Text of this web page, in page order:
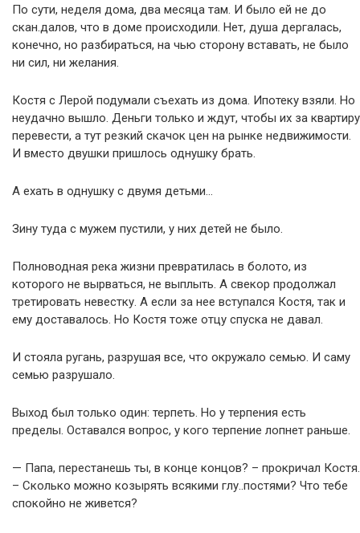
По сути, неделя дома, два месяца там. И было ей не до
скан.далов, что в доме происходили. Нет, душа дергалась,
конечно, но разбираться, на чью сторону вставать, не было
ни сил, ни желания.
Костя с Лерой подумали съехать из дома. Ипотеку взяли. Но
неудачно вышло. Деньги только и ждут, чтобы их за квартиру
перевести, а тут резкий скачок цен на рынке недвижимости.
И вместо двушки пришлось однушку брать.
А ехать в однушку с двумя детьми…
Зину туда с мужем пустили, у них детей не было.
Полноводная река жизни превратилась в болото, из
которого не вырваться, не выплыть. А свекор продолжал
третировать невестку. А если за нее вступался Костя, так и
ему доставалось. Но Костя тоже отцу спуска не давал.
И стояла ругань, разрушая все, что окружало семью. И саму
семью разрушало.
Выход был только один: терпеть. Но у терпения есть
пределы. Оставался вопрос, у кого терпение лопнет раньше.
— Папа, перестанешь ты, в конце концов? – прокричал Костя.
– Сколько можно козырять всякими глу..постями? Что тебе
спокойно не живется?